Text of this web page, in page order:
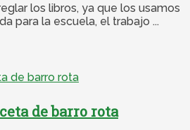
los libros, ya que los usamos
para la escuela, el trabajo ...
de barro rota